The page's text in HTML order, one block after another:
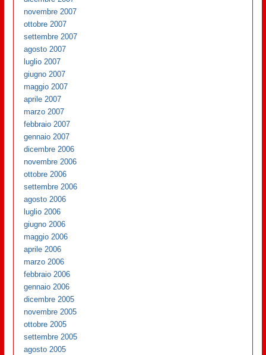
novembre 2007
ottobre 2007
settembre 2007
agosto 2007
luglio 2007
giugno 2007
maggio 2007
aprile 2007
marzo 2007
febbraio 2007
gennaio 2007
dicembre 2006
novembre 2006
ottobre 2006
settembre 2006
agosto 2006
luglio 2006
giugno 2006
maggio 2006
aprile 2006
marzo 2006
febbraio 2006
gennaio 2006
dicembre 2005
novembre 2005
ottobre 2005
settembre 2005
agosto 2005